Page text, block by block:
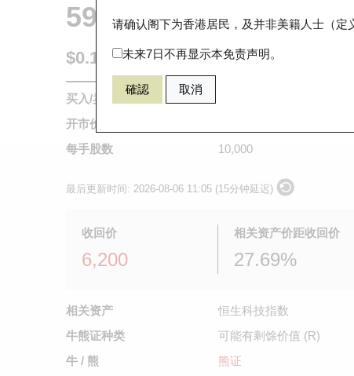
请确认阁下为香港居民，及并非美籍人士（
未来7日不再显示本免责声明。
確認 取消
59634 瑞银熊证 HSTECH 恒
$0.118 0.006 (+5.36%) 即时
买入/卖出价
开市价
每手股数
10,000
最后更新时间: 2026-08-06 11:05 (15分钟延迟)
收回价
6,200
相关资产价距收回价
27.69%
相关资产
恒生科技指数
牛熊证种类
可能有剩馀价值 (R)
牛 / 熊
熊证